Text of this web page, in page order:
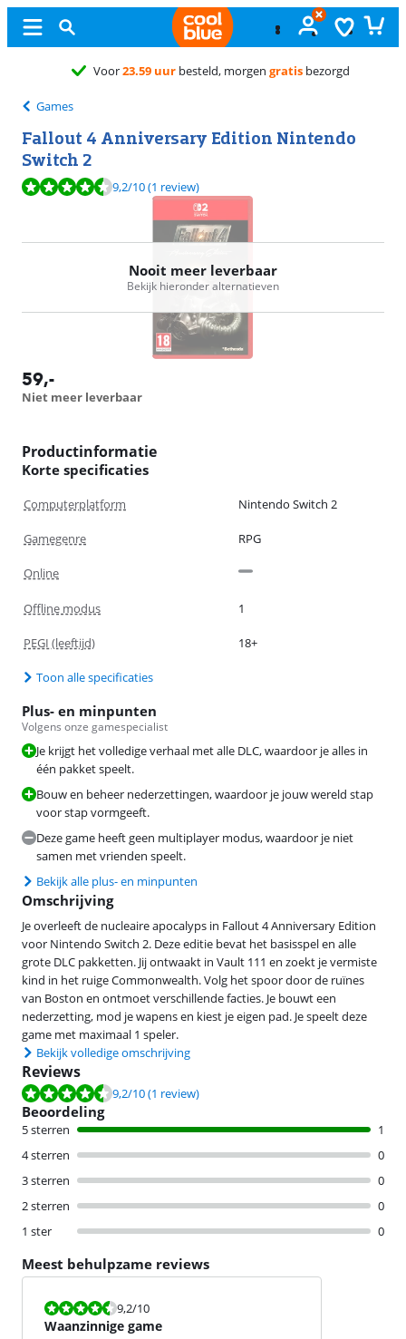
Voor23.59 uurbesteld, morgen gratisbezorgd
Games
Fallout 4 Anniversary Edition Nintendo
Switch 2
Beoordeling is 9,2 van de 10, gebaseerd op 1 review.
9,2/10(1 review)
Nooit meer leverbaar
Bekijk hieronder alternatieven
59,-
Niet meer leverbaar
Productinformatie
Korte specificaties
Computerplatform Nintendo Switch 2
Gamegenre RPG
Online
Offline modus 1
PEGI (leeftijd) 18+
Toon alle specificaties
Plus- en minpunten
Volgens onze gamespecialist
Je krijgt het volledige verhaal met alle DLC, waardoor je alles in
één pakket speelt.
Bouw en beheer nederzettingen, waardoor je jouw wereld stap
voor stap vormgeeft.
Deze game heeft geen multiplayer modus, waardoor je niet
samen met vrienden speelt.
Bekijk alle plus- en minpunten
Omschrijving
Je overleeft de nucleaire apocalyps in Fallout 4 Anniversary Edition
voor Nintendo Switch 2. Deze editie bevat het basisspel en alle
grote DLC pakketten. Jij ontwaakt in Vault 111 en zoekt je vermiste
kind in het ruige Commonwealth. Volg het spoor door de ruïnes
van Boston en ontmoet verschillende facties. Je bouwt een
nederzetting, mod je wapens en kiest je eigen pad. Je speelt deze
game met maximaal 1 speler.
Bekijk volledige omschrijving
Reviews
Beoordeling is 9,2 van de 10, gebaseerd op 1 review.
9,2/10(1 review)
Beoordeling
5 sterren
1
4 sterren
0
3 sterren
0
2 sterren
0
1 ster
0
Meest behulpzame reviews
Beoordeling is 9,2 van de 10.
9,2/10
Waanzinnige game